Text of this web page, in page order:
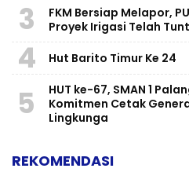
3
FKM Bersiap Melapor,
Proyek Irigasi Telah
4 Hut Barito Timur Ke 24
5
HUT ke-67, SMAN 1
Komitmen Cetak
Lingkunga
REKOMENDASI